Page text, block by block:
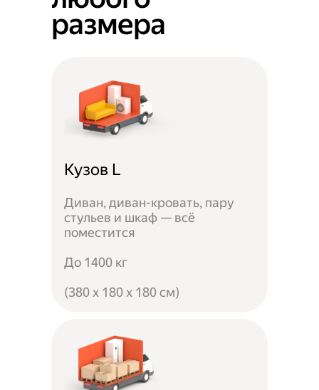
размера
Кузов L
Диван, диван-кровать, пару
стульев и шкаф — всё
поместится
До 1400 кг
(380 x 180 x 180 см)